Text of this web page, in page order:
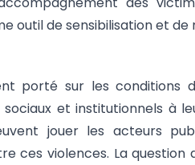
outil de sensibilisation et de
porté sur les conditions
et institutionnels à
jouer les acteurs
ces violences. La